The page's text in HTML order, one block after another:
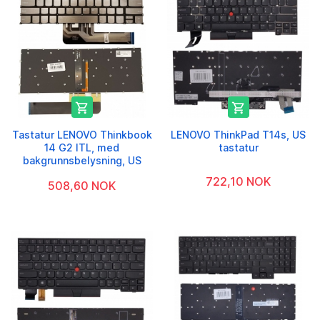

Tastatur LENOVO Thinkbook
14 G2 ITL, med
bakgrunnsbelysning, US
508,60 NOK

LENOVO ThinkPad T14s, US
tastatur
722,10 NOK